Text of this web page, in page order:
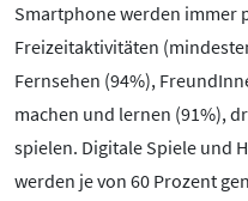
Smartphone werden immer
Freizeitaktivitäten
Fernsehen (94%),
machen und lernen (91%),
spielen. Digitale Spiele und
werden je von 60 Prozent